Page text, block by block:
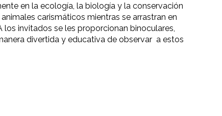
en la ecología, la biología y la conservación
carismáticos mientras se arrastran en
los invitados se les proporcionan binoculares,
divertida y educativa de observar a estos